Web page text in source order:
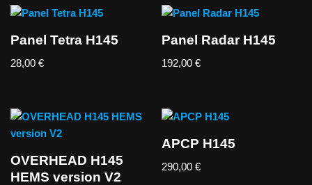
Panel Tetra H145
28,00 €
Panel Radar H145
192,00€
OVERHEAD H145
HEMS version V2
APCP H145
290,00€